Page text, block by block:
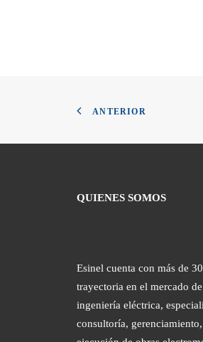
ANTERIOR
QUIENES SOMOS
Esinel cuenta con más de
trayectoria en el mercado
ingeniería eléctrica,
consultoría,